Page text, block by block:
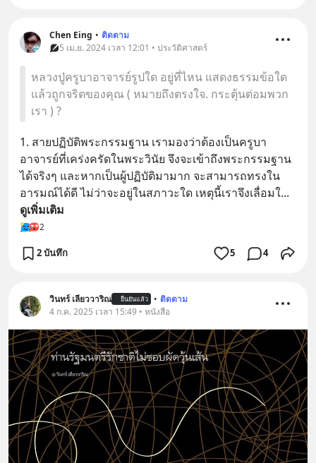
Chen Eing • ติดตาม
5 เม.ย. 2024 เวลา 12:01 • ประวัติศาสตร์
หลวงปู่ครูบาอาจารย์รูปใด อยู่ที่ไหน แสดงธรรมข้อใด
แล้วถูกจริตของคุณ ( หมายถึงตรงใจ. กระตุ้นต่อมพวก
เรา ) ?
1. สายปฏิบัติพระกรรมฐาน เรามองว่าต้องเป็นครูบา
อาจารย์ที่เคร่งครัดในพระวินัย จึงจะเข้าถึงพระกรรมฐาน
ได้จริงๆ และหากเป็นผู้ปฏิบัติมามาก จะสามารถทรงใน
อารมณ์ได้ดี ไม่ว่าจะอยู่ในสภาวะใด เหตุนี้เราจึงเลื่อมใ...
ดูเพิ่มเติม
2
2 บันทึก 5 4
วินทร์ เลียววาริณ ยืนยันแล้ว • ติดตาม
4 ก.ค. 2025 เวลา 15:49 • หนังสือ